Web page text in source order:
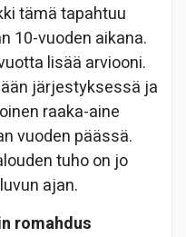
tämä tapahtuu
10-vuoden aikana.
lisää arviooni.
järjestyksessä ja
raaka-aine
vuoden päässä.
tuho on jo
ajan.
romahdus